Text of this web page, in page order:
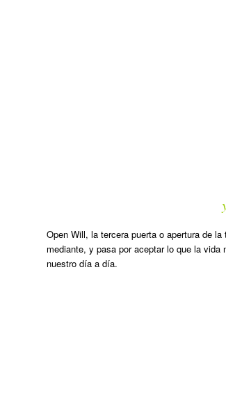
Open Will, la tercera puerta o apertura de
mediante, y pasa por aceptar lo que la
nuestro día a día.